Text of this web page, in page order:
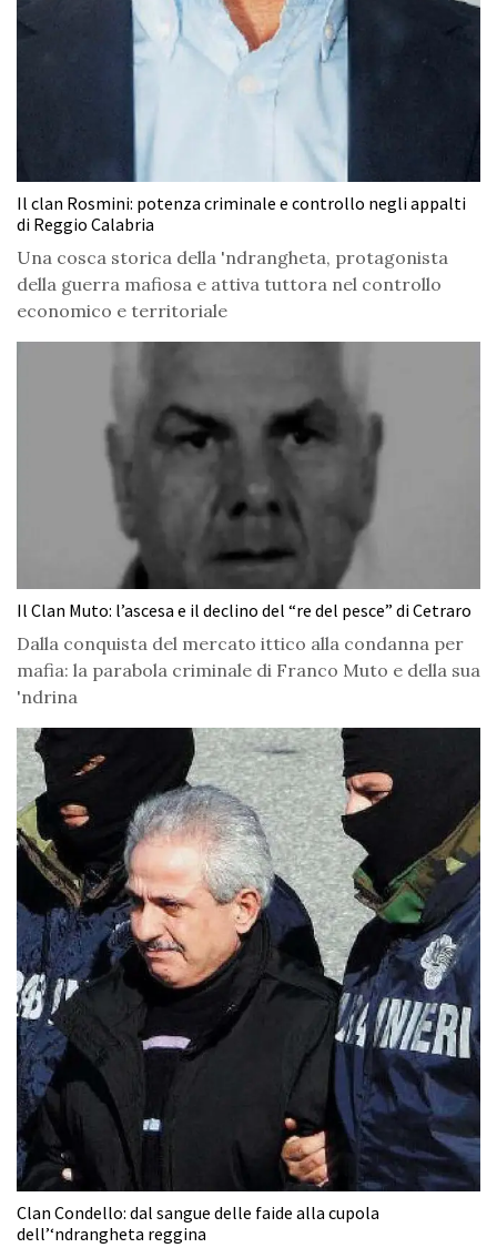
Il clan Rosmini: potenza criminale e controllo negli appalti
di Reggio Calabria
Una cosca storica della 'ndrangheta, protagonista
della guerra mafiosa e attiva tuttora nel controllo
economico e territoriale
Il Clan Muto: l’ascesa e il declino del “re del pesce” di Cetraro
Dalla conquista del mercato ittico alla condanna per
mafia: la parabola criminale di Franco Muto e della sua
'ndrina
Clan Condello: dal sangue delle faide alla cupola
dell’‘ndrangheta reggina